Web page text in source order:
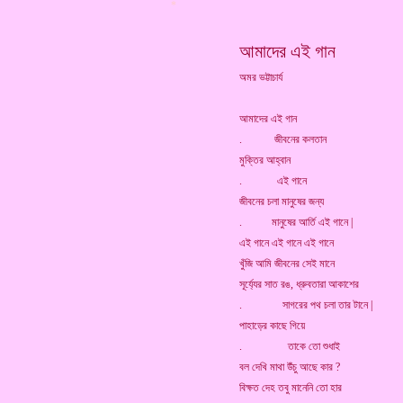
আমাদের এই গান
অমর ভট্টাচার্য
আমাদের এই গান
. জীবনের কলতান
মুক্তির আহ্বান
. এই গানে
জীবনের চলা মানুষের জন্য
. মানুষের আর্তি এই গানে |
এই গানে এই গানে এই গানে
খুঁজি আমি জীবনের সেই মানে
সূর্য্যের সাত রঙ, ধ্রুবতারা আকাশের
. সাগরের পথ চলা তার টানে |
পাহাড়ের কাছে গিয়ে
. তাকে তো শুধাই
বল দেখি মাথা উঁচু আছে কার ?
বিক্ষত দেহ তবু মানেনি তো হার
*